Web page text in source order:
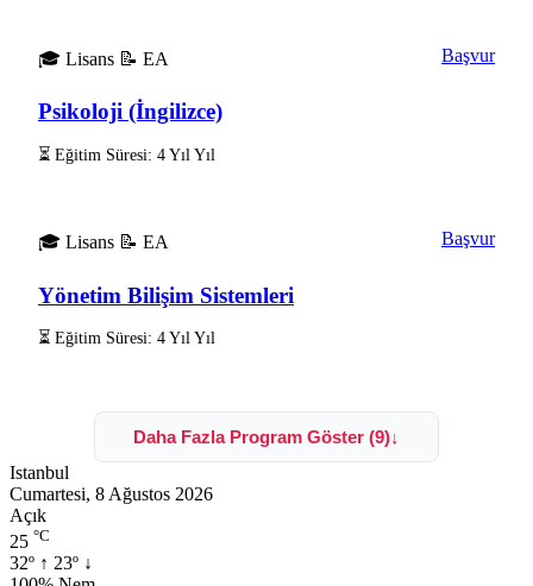
🎓 Lisans 📝 EA
Psikoloji (İngilizce)
⏳ Eğitim Süresi: 4 Yıl Yıl
Başvur
🎓 Lisans 📝 EA
Yönetim Bilişim Sistemleri
⏳ Eğitim Süresi: 4 Yıl Yıl
Başvur
Daha Fazla Program Göster (9)↓
Istanbul
Cumartesi, 8 Ağustos 2026
Açık
25 °C
32º ↑ 23º ↓